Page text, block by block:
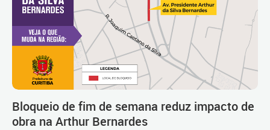
Bloqueio de fim de semana reduz impacto de
obra na Arthur Bernardes